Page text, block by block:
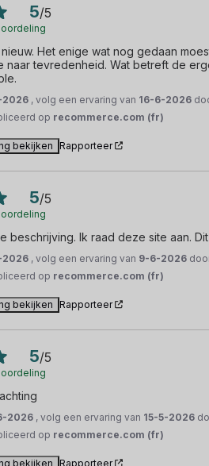
5/5
Het enige wat nog gedaan
naar tevredenheid. Wat betreft de
, volg een ervaring van 16-6-2026
op recommerce.com (fr)
bekijken Rapporteer
5/5
beschrijving. Ik raad deze site aan.
, volg een ervaring van 9-6-2026
op recommerce.com (fr)
bekijken Rapporteer
5/5
2026 , volg een ervaring van 15-5-2026
op recommerce.com (fr)
bekijken Rapporteer